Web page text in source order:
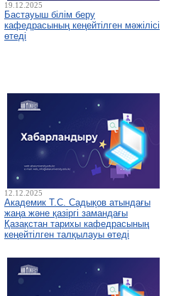
19.12.2025
Бастауыш білім беру
кафедрасының кеңейтілген мәжілісі
өтеді
12.12.2025
Академик Т.С. Садықов атындағы
жаңа және қазіргі замандағы
Қазақстан тарихы кафедрасының
кеңейтілген талқылауы өтеді